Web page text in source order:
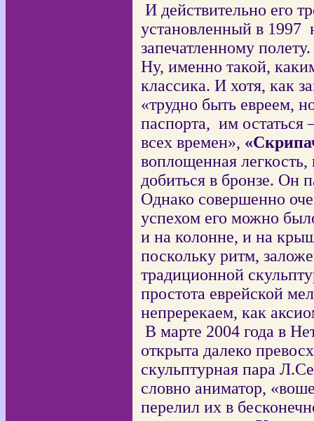
И действительно его
установленный в 1997
запечатленному
Ну, именно такой,
классика. И хотя, как
«трудно быть евреем,
паспорта, им остаться
всех времен»,
воплощенная
добиться в бронзе. Он
Однако совершенно
успехом его можно
и на колонне, и на
поскольку ритм,
традиционной
простота еврейской
непререкаем, как
В марте 2004 года в
открыта далеко
скульптурная пара
словно аниматор,
перелил их в